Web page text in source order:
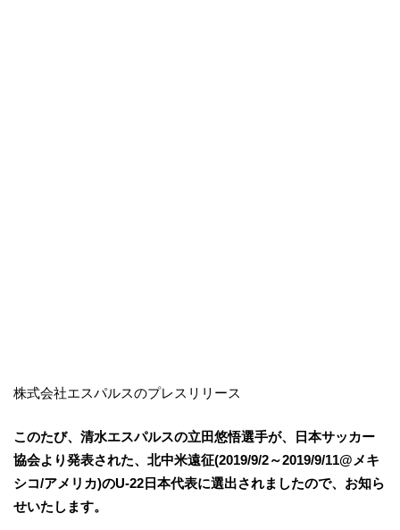
株式会社エスパルスのプレスリリース
このたび、清水エスパルスの立田悠悟選手が、日本サッカー
協会より発表された、北中米遠征(2019/9/2～2019/9/11@メキ
シコ/アメリカ)のU-22日本代表に選出されましたので、お知ら
せいたします。